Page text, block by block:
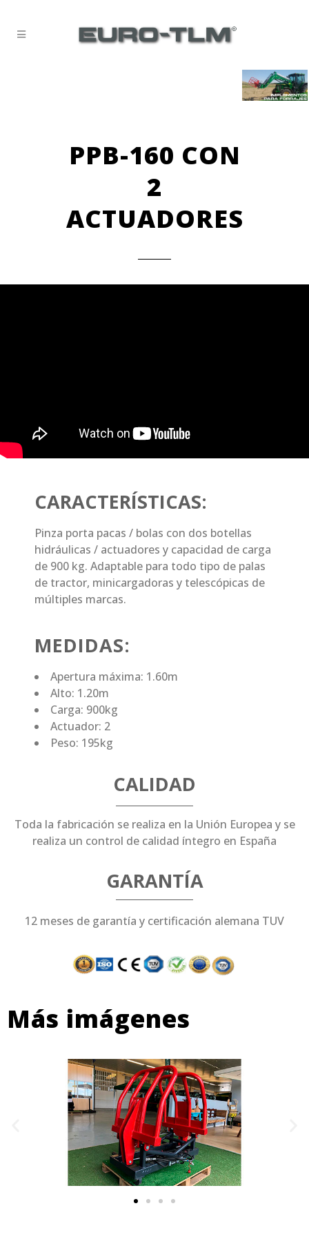
PPB-160 CON
2
ACTUADORES
CARACTERÍSTICAS:
Pinza porta pacas / bolas con dos botellas
hidráulicas / actuadores y capacidad de carga
de 900 kg. Adaptable para todo tipo de palas
de tractor, minicargadoras y telescópicas de
múltiples marcas.
MEDIDAS:
Apertura máxima: 1.60m
Alto: 1.20m
Carga: 900kg
Actuador: 2
Peso: 195kg
CALIDAD
Toda la fabricación se realiza en la Unión Europea y se
realiza un control de calidad íntegro en España
GARANTÍA
12 meses de garantía y certificación alemana TUV
Más imágenes